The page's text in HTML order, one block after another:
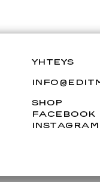
YHTEYS
SHOP
FACEBOOK
INSTAGRAM